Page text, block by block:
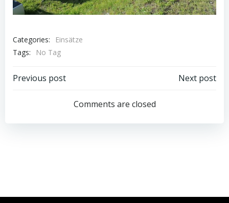
Categories:
Einsätze
Tags:
No Tag
Post
navigation
Previous post
navigation
Next post
Comments are closed